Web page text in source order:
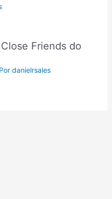
Friends do
danielrsales